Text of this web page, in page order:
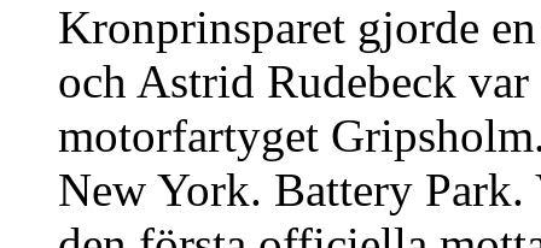
Kronprinsparet gjorde
och Astrid Rudebeck
motorfartyget
New York. Battery